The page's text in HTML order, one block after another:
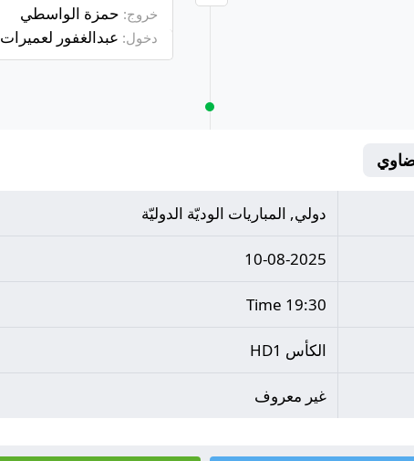
خروج: حمزة الواسطي
دخول: عبدالغفور لعميرات
دولي, المباريات الوديّة الدوليّة
10-08-2025
19:30 Time
الكأس HD1
غير معروف